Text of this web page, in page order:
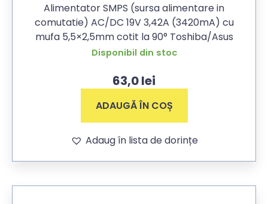
Alimentator SMPS (sursa alimentare in
comutatie) AC/DC 19V 3,42A (3420mA) cu
mufa 5,5×2,5mm cotit la 90° Toshiba/Asus
Disponibil din stoc
63,0lei
ADAUGĂ ÎN COȘ
Adaug în lista de dorințe